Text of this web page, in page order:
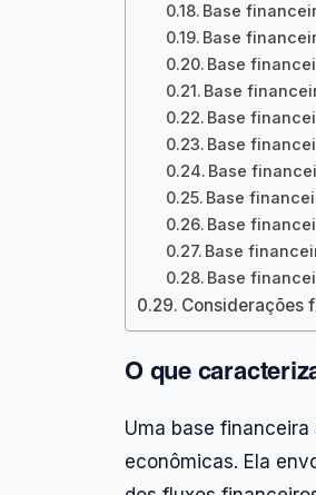
Base
Base
Base
Base
Base
Base
Base
Base
Base
Base
Base
Considerações
O que
Uma base
econômicas. Ela